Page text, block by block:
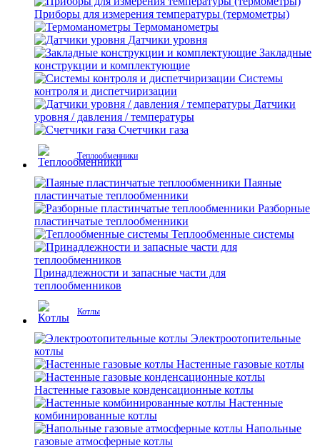
Приборы для измерения температуры (термометры)
Термоманометры
Датчики уровня
Закладные
конструкции и комплектующие
Системы
контроля и диспетчиризации
Датчики
уровня / давления / температуры
Счетчики газа
Теплообменники
Паяные
пластинчатые теплообменники
Разборные
пластинчатые теплообменники
Теплообменные системы
Принадлежности и запасные части для
теплообменников
Котлы
Электроотопительные
котлы
Настенные газовые котлы
Настенные газовые конденсационные котлы
Настенные
комбинированные котлы
Напольные
газовые атмосферные котлы